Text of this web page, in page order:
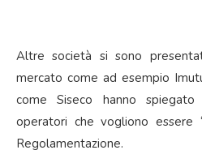
Altre società si sono
mercato come ad esempio
come Siseco hanno
operatori che vogliono essere
Regolamentazione.